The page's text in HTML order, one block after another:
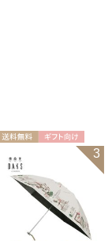
ギフト向け
WOMEN
3